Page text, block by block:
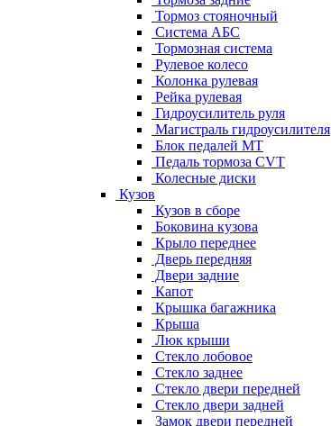
Тормоз стояночный
Система АБС
Тормозная система
Рулевое колесо
Колонка рулевая
Рейка рулевая
Гидроусилитель руля
Магистраль гидроусилителя
Блок педалей МТ
Педаль тормоза CVT
Колесные диски
Кузов
Кузов в сборе
Боковина кузова
Крыло переднее
Дверь передняя
Двери задние
Капот
Крышка багажника
Крыша
Люк крыши
Стекло лобовое
Стекло заднее
Стекло двери передней
Стекло двери задней
Замок двери передней